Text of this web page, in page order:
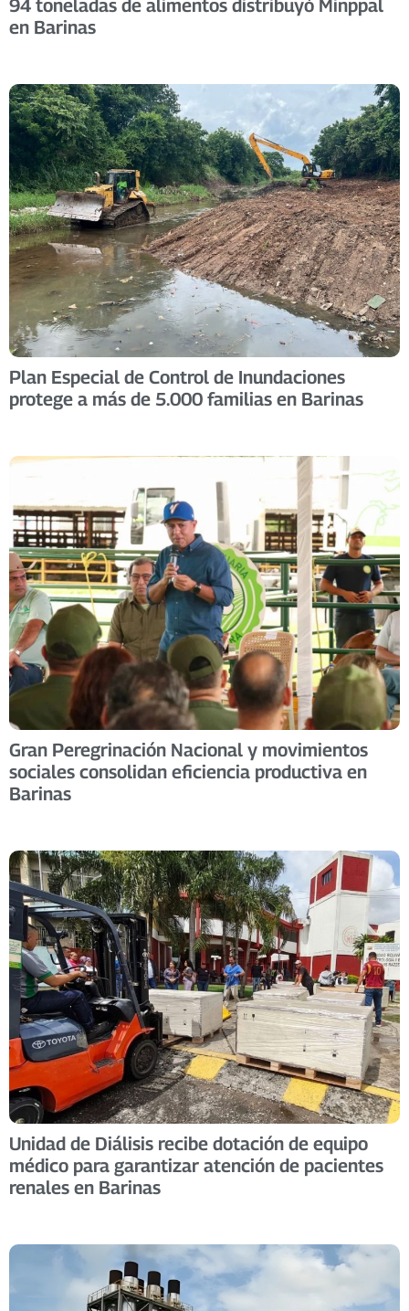
94 toneladas de alimentos distribuyó Minppal
en Barinas
Plan Especial de Control de Inundaciones
protege a más de 5.000 familias en Barinas
Gran Peregrinación Nacional y movimientos
sociales consolidan eficiencia productiva en
Barinas
Unidad de Diálisis recibe dotación de equipo
médico para garantizar atención de pacientes
renales en Barinas